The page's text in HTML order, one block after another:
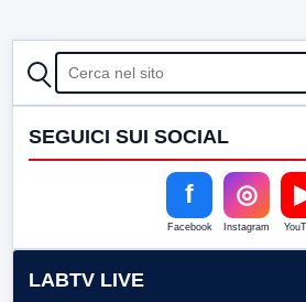
CERCA
SEGUICI SUI SOCIAL
f
Facebook
◎
Instagram
LABTV LIVE